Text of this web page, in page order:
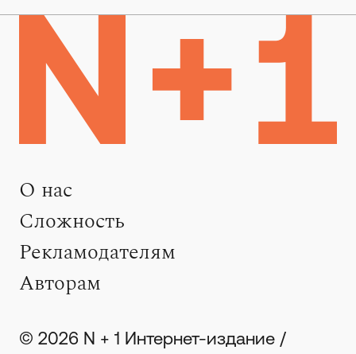
О нас
Сложность
Рекламодателям
Авторам
© 2026 N + 1 Интернет-издание /